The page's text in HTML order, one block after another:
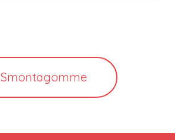
Smontagomme